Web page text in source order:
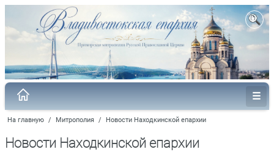
На главную / Митрополия / Новости Находкинской епархии
Новости Находкинской епархии